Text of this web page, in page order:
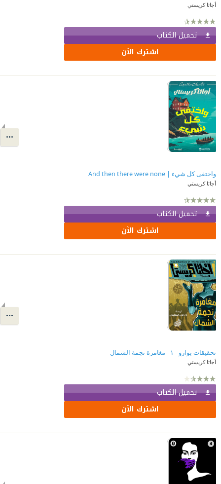
أجاثا كريستي
تحميل الكتاب
اشترك الآن
واختفى كل شيء | And then there were none
أجاثا كريستي
تحميل الكتاب
اشترك الآن
تحقيقات بوارو - ١ - مغامرة نجمة الشمال
أجاثا كريستي
تحميل الكتاب
اشترك الآن